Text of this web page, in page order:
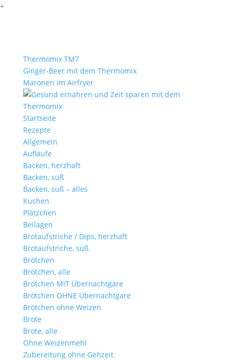
+
Thermomix TM7
Ginger-Beer mit dem Thermomix
Maronen im Airfryer
Startseite
Rezepte
Allgemein
Aufläufe
Backen, herzhaft
Backen, süß
Backen, süß – alles
Kuchen
Plätzchen
Beilagen
Brotaufstriche / Dips, herzhaft
Brotaufstriche, süß
Brötchen
Brötchen, alle
Brötchen MIT Übernachtgare
Brötchen OHNE Übernachtgare
Brötchen ohne Weizen
Brote
Brote, alle
Ohne Weizenmehl
Zubereitung ohne Gehzeit